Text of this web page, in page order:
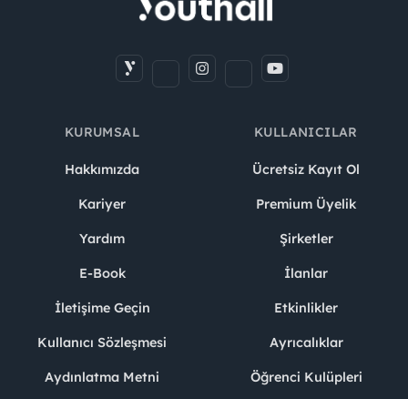
KURUMSAL
Hakkımızda
Kariyer
Yardım
E-Book
İletişime Geçin
Kullanıcı Sözleşmesi
Aydınlatma Metni
KULLANICILAR
Ücretsiz Kayıt Ol
Premium Üyelik
Şirketler
İlanlar
Etkinlikler
Ayrıcalıklar
Öğrenci Kulüpleri